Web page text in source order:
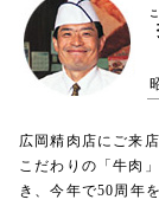
広岡精肉店にご来
こだわりの「牛肉
き、今年で50周年